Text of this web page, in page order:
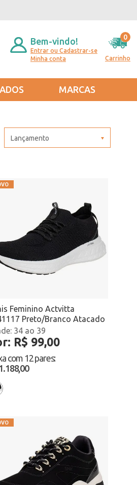
Bem-vindo!
Entrar ou Cadastrar-se
Minha conta
Carrinho
0
MARCAS
Lançamento
Feminino Actvitta
Preto/Branco Atacado
34 ao 39
R$ 99,00
com 12 pares: